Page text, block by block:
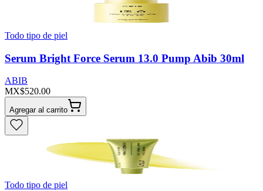
Todo tipo de piel
Serum Bright Force Serum 13.0 Pump Abib 30ml
ABIB
MX$520.00
Agregar al carrito
Todo tipo de piel